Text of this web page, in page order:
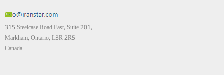
315 Steelcase Road East, Suite 201,
Markham, Ontario, L3R 2R5
Canada